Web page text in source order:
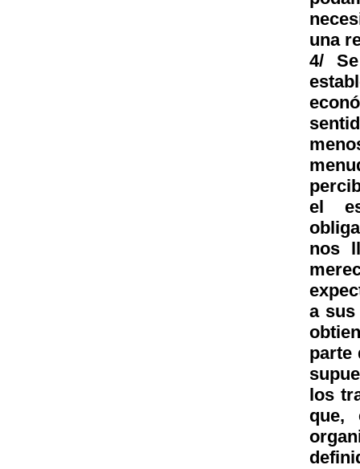
una
4/
el
nos
a sus
parte
los
que,